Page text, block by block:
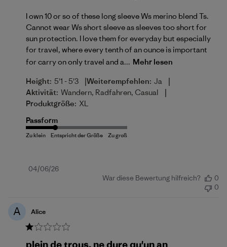
I own 10 or so of these long sleeve Ws merino blend Ts.
Cannot wear Ws short sleeve as sleeves too short for
sun protection. I love them for everyday but especially
for travel, where every tenth of an ounce is important
for carry on only travel and a... Mehr lesen
Height: 5'1 - 5'3 |Weiterempfehlen: Ja |
Aktivität: Wandern, Radfahren, Casual |
Produktgröße: XL
Passform
Veröffentlichungsdatum
04/06/26
War diese Bewertung hilfreich?
0
0
A Alice
plein de trous, ne dure qu'un an